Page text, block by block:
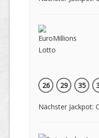
26
29 35
Nächster Jackpot: